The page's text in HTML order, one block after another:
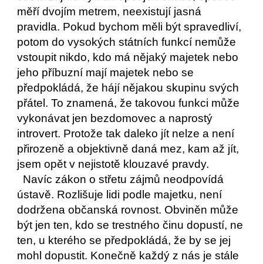
měří dvojím metrem, neexistují jasná
pravidla. Pokud bychom měli být spravedliví,
potom do vysokých státních funkcí nemůže
vstoupit nikdo, kdo má nějaký majetek nebo
jeho příbuzní mají majetek nebo se
předpokládá, že hájí nějakou skupinu svých
přátel. To znamená, že takovou funkci může
vykonávat jen bezdomovec a naprostý
introvert. Protože tak daleko jít nelze a není
přirozeně a objektivně daná mez, kam až jít,
jsem opět v nejistotě klouzavé pravdy.
ústavě. Rozlišuje lidi podle majetku, není
dodržena občanská rovnost. Obviněn může
být jen ten, kdo se trestného činu dopustí, ne
ten, u kterého se předpokládá, že by se jej
mohl dopustit. Konečně každý z nás je stále